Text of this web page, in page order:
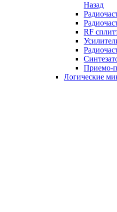
Назад
RF
Приемо-
Логические